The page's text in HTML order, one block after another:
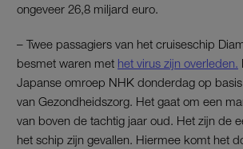
ongeveer 26,8 miljard euro.
– Twee passagiers van het cruiseschip
besmet waren met het virus zijn overleden.
Japanse omroep NHK donderdag op
van Gezondheidszorg. Het gaat om een
van boven de tachtig jaar oud. Het zijn de
het schip zijn gevallen. Hiermee komt het